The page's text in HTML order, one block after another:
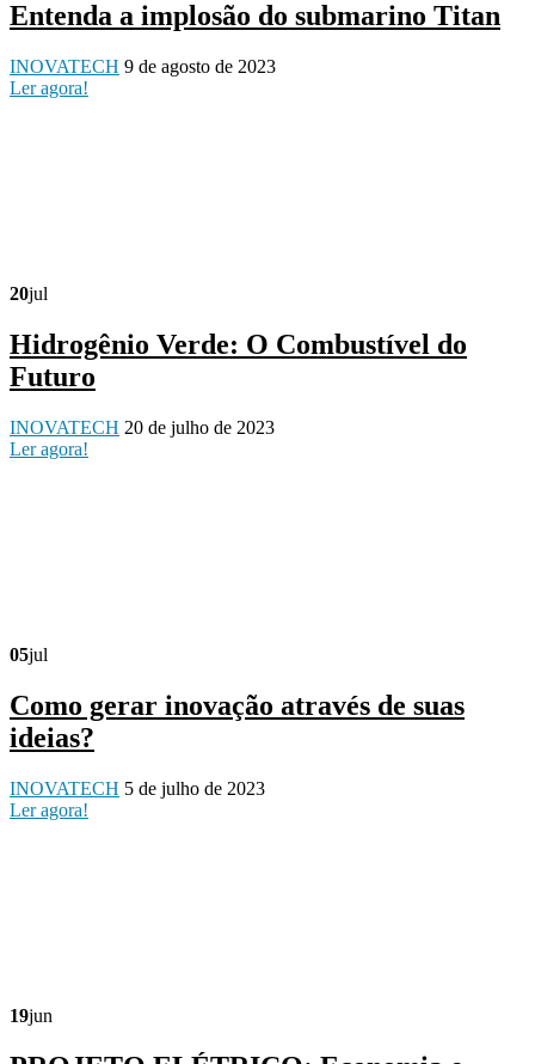
Entenda a implosão do submarino Titan
INOVATECH 9 de agosto de 2023
Ler agora!
20jul
Hidrogênio Verde: O Combustível do
Futuro
INOVATECH 20 de julho de 2023
Ler agora!
05jul
Como gerar inovação através de suas
ideias?
INOVATECH 5 de julho de 2023
Ler agora!
19jun